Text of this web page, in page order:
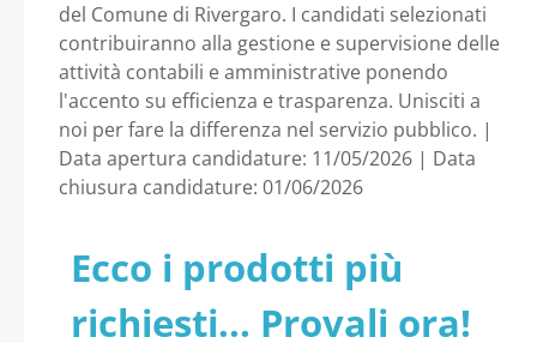
del Comune di Rivergaro. I candidati selezionati
contribuiranno alla gestione e supervisione delle
attività contabili e amministrative ponendo
l'accento su efficienza e trasparenza. Unisciti a
noi per fare la differenza nel servizio pubblico. |
Data apertura candidature: 11/05/2026 | Data
chiusura candidature: 01/06/2026
Ecco i prodotti più
richiesti... Provali ora!